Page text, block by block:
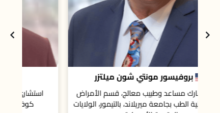
الولايات
الدكتورة جوانا جاخ
استشاري الأمراض الجلدية، مستشفيات جامعة
كوفنتري وواريكشاير، المملكة المتحدة.